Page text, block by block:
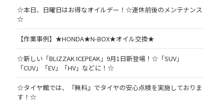
☆本日、日曜日はお得なオイルデー！☆連休前後のメンテナンス
☆
【作業事例】★HONDA★N-BOX★オイル交換★
☆新しい「BLIZZAK ICEPEAK」9月1日新登場！☆「SUV」
「CUV」「EV」「HV」などに！☆
☆タイヤ館では、『無料』でタイヤの安心点検を実施しておりま
す！☆